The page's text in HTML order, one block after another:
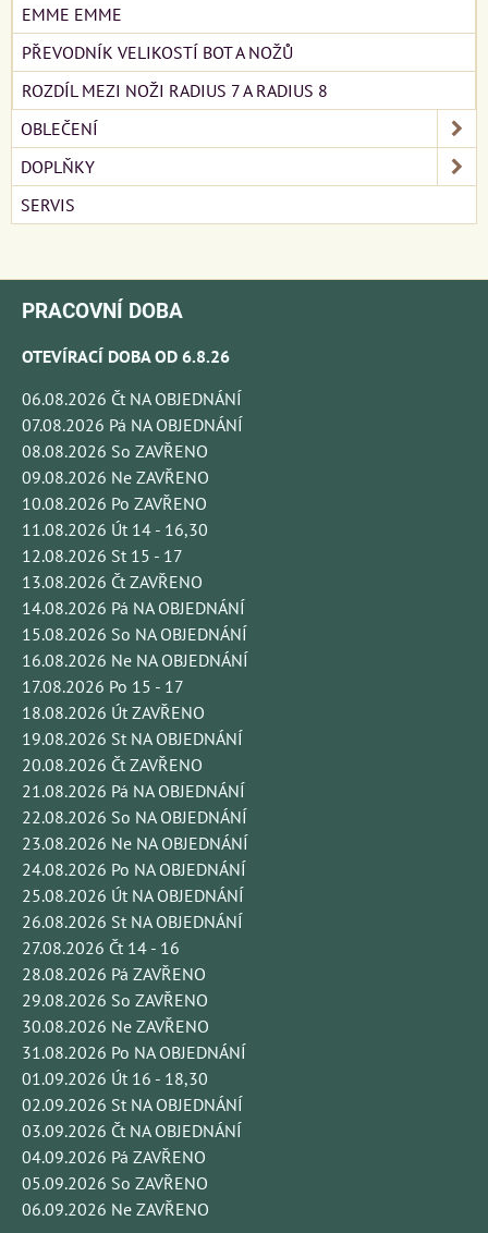
EMME EMME
PŘEVODNÍK VELIKOSTÍ BOT A NOŽŮ
ROZDÍL MEZI NOŽI RADIUS 7 A RADIUS 8
OBLEČENÍ
DOPLŇKY
SERVIS
PRACOVNÍ DOBA
OTEVÍRACÍ DOBA OD 6.8.26
06.08.2026 Čt NA OBJEDNÁNÍ
07.08.2026 Pá NA OBJEDNÁNÍ
08.08.2026 So ZAVŘENO
09.08.2026 Ne ZAVŘENO
10.08.2026 Po ZAVŘENO
11.08.2026 Út 14 - 16,30
12.08.2026 St 15 - 17
13.08.2026 Čt ZAVŘENO
14.08.2026 Pá NA OBJEDNÁNÍ
15.08.2026 So NA OBJEDNÁNÍ
16.08.2026 Ne NA OBJEDNÁNÍ
17.08.2026 Po 15 - 17
18.08.2026 Út ZAVŘENO
19.08.2026 St NA OBJEDNÁNÍ
20.08.2026 Čt ZAVŘENO
21.08.2026 Pá NA OBJEDNÁNÍ
22.08.2026 So NA OBJEDNÁNÍ
23.08.2026 Ne NA OBJEDNÁNÍ
24.08.2026 Po NA OBJEDNÁNÍ
25.08.2026 Út NA OBJEDNÁNÍ
26.08.2026 St NA OBJEDNÁNÍ
27.08.2026 Čt 14 - 16
28.08.2026 Pá ZAVŘENO
29.08.2026 So ZAVŘENO
30.08.2026 Ne ZAVŘENO
31.08.2026 Po NA OBJEDNÁNÍ
01.09.2026 Út 16 - 18,30
02.09.2026 St NA OBJEDNÁNÍ
03.09.2026 Čt NA OBJEDNÁNÍ
04.09.2026 Pá ZAVŘENO
05.09.2026 So ZAVŘENO
06.09.2026 Ne ZAVŘENO